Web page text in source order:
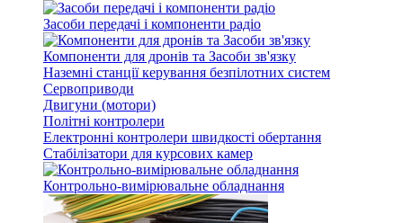
Засоби передачі і компоненти радіо
Компоненти для дронів та Засоби зв'язку
Наземні станції керування безпілотних систем
Сервоприводи
Двигуни (мотори)
Політні контролери
Електронні контролери швидкості обертання
Стабілізатори для курсових камер
Контрольно-вимірювальне обладнання